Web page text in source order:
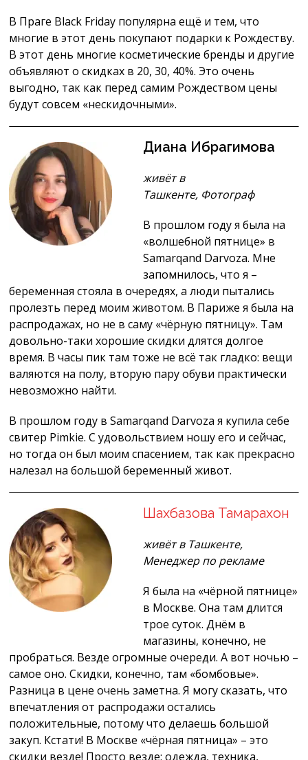
В Праге Black Friday популярна ещё и тем, что
многие в этот день покупают подарки к Рождеству.
В этот день многие косметические бренды и другие
объявляют о скидках в 20, 30, 40%. Это очень
выгодно, так как перед самим Рождеством цены
будут совсем «нескидочными».
Диана Ибрагимова
живёт в
Ташкенте, Фотограф
В прошлом году я была на
«волшебной пятнице» в
Samarqand Darvoza. Мне
запомнилось, что я –
беременная стояла в очередях, а люди пытались
пролезть перед моим животом. В Париже я была на
распродажах, но не в саму «чёрную пятницу». Там
довольно-таки хорошие скидки длятся долгое
время. В часы пик там тоже не всё так гладко: вещи
валяются на полу, вторую пару обуви практически
невозможно найти.
В прошлом году в Samarqand Darvoza я купила себе
свитер Pimkie. С удовольствием ношу его и сейчас,
но тогда он был моим спасением, так как прекрасно
налезал на большой беременный живот.
Шахбазова Тамарахон
живёт в Ташкенте,
Менеджер по рекламе
Я была на «чёрной пятнице»
в Москве. Она там длится
трое суток. Днём в
магазины, конечно, не
пробраться. Везде огромные очереди. А вот ночью –
самое оно. Скидки, конечно, там «бомбовые».
Разница в цене очень заметна. Я могу сказать, что
впечатления от распродажи остались
положительные, потому что делаешь большой
закуп. Кстати! В Москве «чёрная пятница» – это
скидки везде! Просто везде: одежда, техника,